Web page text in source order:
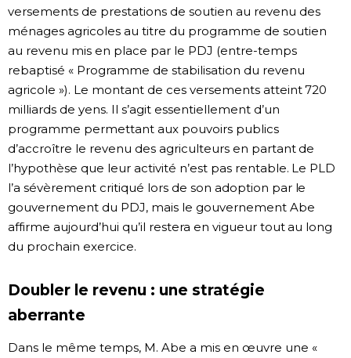
versements de prestations de soutien au revenu des
ménages agricoles au titre du programme de soutien
au revenu mis en place par le PDJ (entre-temps
rebaptisé « Programme de stabilisation du revenu
agricole »). Le montant de ces versements atteint 720
milliards de yens. Il s’agit essentiellement d’un
programme permettant aux pouvoirs publics
d’accroître le revenu des agriculteurs en partant de
l’hypothèse que leur activité n’est pas rentable. Le PLD
l’a sévèrement critiqué lors de son adoption par le
gouvernement du PDJ, mais le gouvernement Abe
affirme aujourd’hui qu’il restera en vigueur tout au long
du prochain exercice.
Doubler le revenu : une stratégie
aberrante
Dans le même temps, M. Abe a mis en œuvre une «